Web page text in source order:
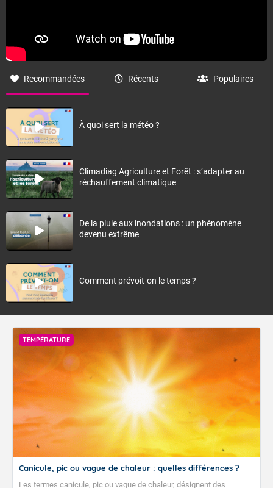
Recommandées Récents Populaires
À quoi sert la météo ?
Climadiag Agriculture et Forêt : s’adapter au
réchauffement climatique
De la pluie aux inondations : un phénomène
devenu extrême
Comment prévoit-on le temps ?
TEMPÉRATURE
Canicule, pic ou vague de chaleur : quelles différences ?
Les termes canicule, pic ou vague de chaleur, désignent des